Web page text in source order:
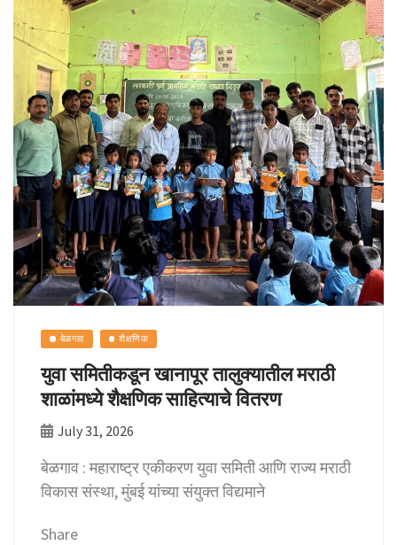
बेळगाव शैक्षणिक
युवा समितीकडून खानापूर तालुक्यातील मराठी
शाळांमध्ये शैक्षणिक साहित्याचे वितरण
July 31, 2026
बेळगाव : महाराष्ट्र एकीकरण युवा समिती आणि राज्य मराठी
विकास संस्था, मुंबई यांच्या संयुक्त विद्यमाने
Share